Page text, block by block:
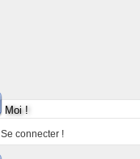
Moi !
Se connecter !